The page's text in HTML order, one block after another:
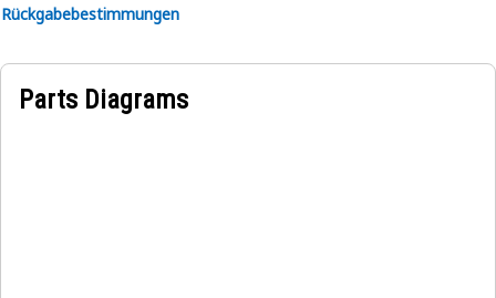
Rückgabebestimmungen
Parts Diagrams